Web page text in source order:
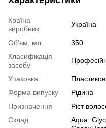
Країна
виробник
Україна
Об'єм, мл
350
Класифікація
засобу
Упаковка
Форма випуску
Рідина
Призначення
Ріст
Склад
Aqua.